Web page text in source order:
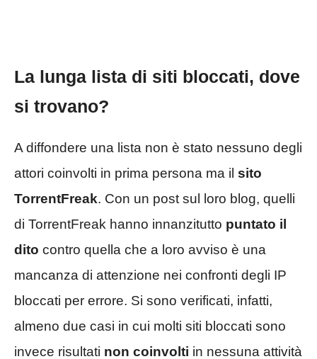
La lunga lista di siti bloccati, dove
si trovano?
A diffondere una lista non è stato nessuno degli
attori coinvolti in prima persona ma il sito
TorrentFreak. Con un post sul loro blog, quelli
di TorrentFreak hanno innanzitutto puntato il
dito contro quella che a loro avviso è una
mancanza di attenzione nei confronti degli IP
bloccati per errore. Si sono verificati, infatti,
almeno due casi in cui molti siti bloccati sono
invece risultati non coinvolti in nessuna attività